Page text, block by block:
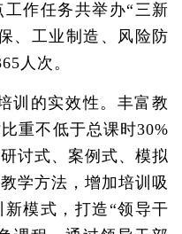
作任务共举办“三新
、工业制造、风险防
人次。
的实效性。丰富教
重不低于总课时30%
讨式、案例式、模拟
学方法，增加培训吸
模式，打造“领导干